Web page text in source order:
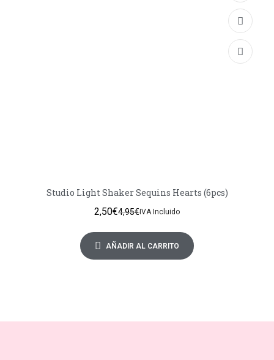
Studio Light Shaker Sequins Hearts (6pcs)
4,95€
2,50€ IVA Incluido
AÑADIR AL CARRITO